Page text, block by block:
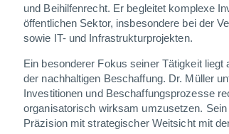
und Beihilfenrecht. Er begleitet komplexe
öffentlichen Sektor, insbesondere bei der
sowie IT- und Infrastrukturprojekten.
Ein besonderer Fokus seiner Tätigkeit liegt
der nachhaltigen Beschaffung. Dr. Müller
Investitionen und Beschaffungsprozesse
organisatorisch wirksam umzusetzen.
Präzision mit strategischer Weitsicht mit